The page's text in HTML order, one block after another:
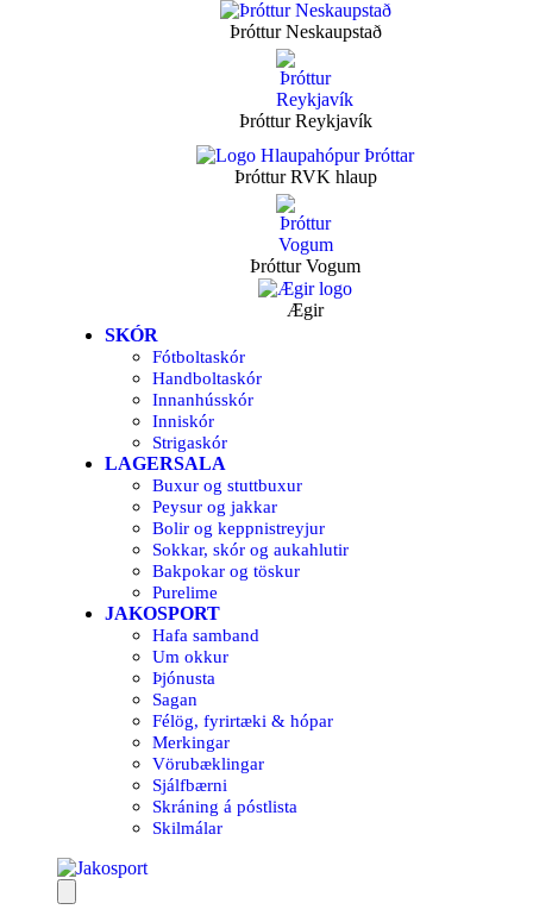
Þróttur Neskaupstað
Þróttur Reykjavík
Þróttur RVK hlaup
Þróttur Vogum
Ægir
SKÓR
Fótboltaskór
Handboltaskór
Innanhússkór
Inniskór
Strigaskór
LAGERSALA
Buxur og stuttbuxur
Peysur og jakkar
Bolir og keppnistreyjur
Sokkar, skór og aukahlutir
Bakpokar og töskur
Purelime
JAKOSPORT
Hafa samband
Um okkur
Þjónusta
Sagan
Félög, fyrirtæki & hópar
Merkingar
Vörubæklingar
Sjálfbærni
Skráning á póstlista
Skilmálar